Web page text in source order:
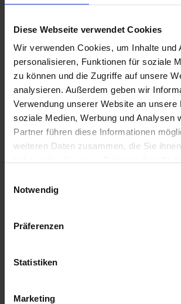
Diese Webseite verwendet Cookies
Wir verwenden Cookies, um Inhalte und
personalisieren, Funktionen für soziale
zu können und die Zugriffe auf unsere
analysieren. Außerdem geben wir
Verwendung unserer Website an unsere
soziale Medien, Werbung und Analysen
Partner führen diese Informationen
weiteren Daten zusammen, die Sie
Notwendig
Präferenzen
Statistiken
Marketing
Qualistar+ C.A 8333
besten Produkt des
2014 gewählt
Nach der US-amerikanischen
Products" ist der C.A 8333 das
Jahres 2014.
8333 ist einfach zu
kompakt und stoßfest
elektrische
zu prüfen. Die Spannungs- und
besonders gut zugänglich. Das Gerät erfüllt
Anforderungen der IEC-Normen 61000-4-30 und
Lesen sie hier den Artikel in der "Utility Products"